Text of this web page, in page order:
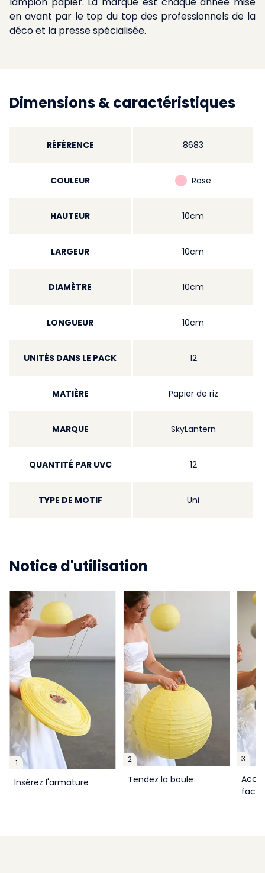
en avant par le top du top des professionnels de la
déco et la presse spécialisée.
Dimensions & caractéristiques
RÉFÉRENCE 8683
COULEUR Rose
HAUTEUR 10cm
LARGEUR 10cm
DIAMÈTRE 10cm
LONGUEUR 10cm
UNITÉS DANS LE PACK 12
MATIÈRE Papier de riz
MARQUE SkyLantern
QUANTITÉ PAR UVC 12
TYPE DE MOTIF Uni
Notice d'utilisation
1
Insérez l'armature
2
Tendez la boule
3